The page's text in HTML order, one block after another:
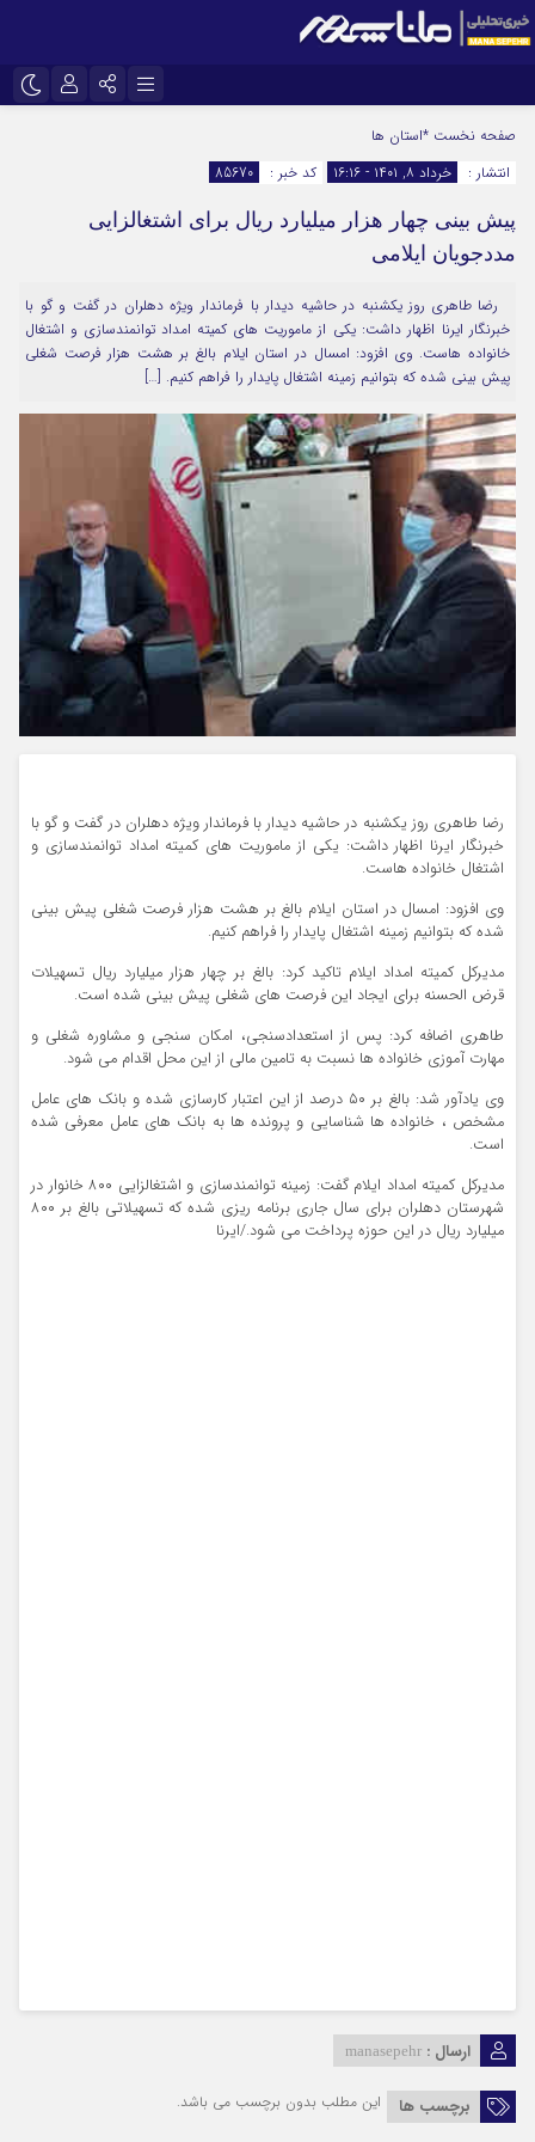
اینستاگرام
سروش ایتا
آپارات
نام کاربری یا نشانی ایمیل
رمز عبور
مرا به خاطر بسپار
صفحه نخست *استان ها
انتشار :
خرداد ۸, ۱۴۰۱ - ۱۶:۱۶ کد خبر : 85670
پیش بینی چهار هزار میلیارد ریال برای اشتغالزایی
مددجویان ایلامی
رضا طاهری روز یکشنبه در حاشیه دیدار با فرماندار ویژه دهلران در گفت و گو با
خبرنگار ایرنا اظهار داشت: یکی از ماموریت های کمیته امداد توانمندسازی و اشتغال
خانواده هاست. وی افزود: امسال در استان ایلام بالغ بر هشت هزار فرصت شغلی
پیش بینی شده که بتوانیم زمینه اشتغال پایدار را فراهم کنیم. […]
رضا طاهری روز یکشنبه در حاشیه دیدار با فرماندار ویژه دهلران در گفت و گو با
خبرنگار ایرنا اظهار داشت: یکی از ماموریت های کمیته امداد توانمندسازی و
اشتغال خانواده هاست.
وی افزود: امسال در استان ایلام بالغ بر هشت هزار فرصت شغلی پیش بینی
شده که بتوانیم زمینه اشتغال پایدار را فراهم کنیم.
مدیرکل کمیته امداد ایلام تاکید کرد: بالغ بر چهار هزار میلیارد ریال تسهیلات
قرض الحسنه برای ایجاد این فرصت های شغلی پیش بینی شده است.
طاهری اضافه کرد: پس از استعدادسنجی، امکان سنجی و مشاوره شغلی و
مهارت آموزی خانواده ها نسبت به تامین مالی از این محل اقدام می شود.
وی یادآور شد: بالغ بر ۵۰ درصد از این اعتبار کارسازی شده و بانک های عامل
مشخص ، خانواده ها شناسایی و پرونده ها به بانک های عامل معرفی شده
است.
مدیرکل کمیته امداد ایلام گفت: زمینه توانمندسازی و اشتغالزایی ۸۰۰ خانوار در
شهرستان دهلران برای سال جاری برنامه ریزی شده که تسهیلاتی بالغ بر ۸۰۰
میلیارد ریال در این حوزه پرداخت می شود./ایرنا
ارسال : manasepehr
برچسب ها این مطلب بدون برچسب می باشد.